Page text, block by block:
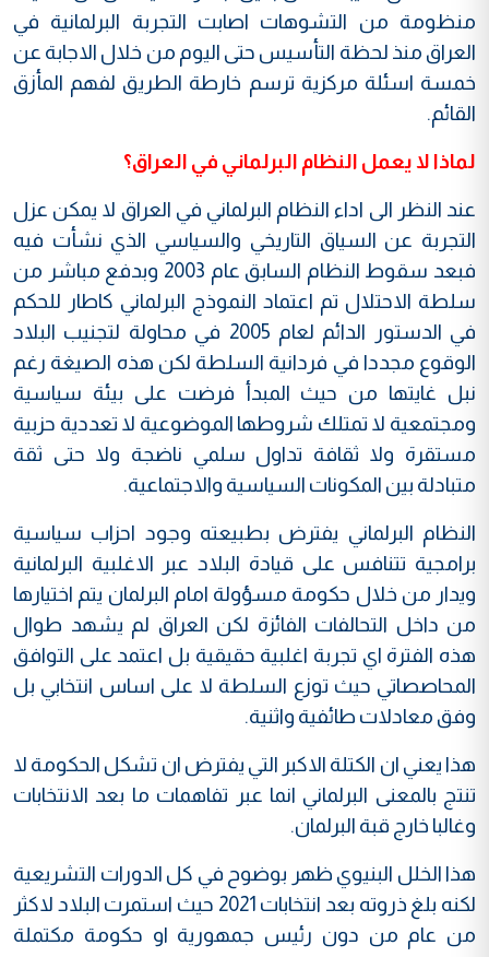
منظومة من التشوهات اصابت التجربة البرلمانية في
العراق منذ لحظة التأسيس حتى اليوم من خلال الاجابة عن
خمسة اسئلة مركزية ترسم خارطة الطريق لفهم المأزق
القائم.
لماذا لا يعمل النظام البرلماني في العراق؟
عند النظر الى اداء النظام البرلماني في العراق لا يمكن عزل
التجربة عن السياق التاريخي والسياسي الذي نشأت فيه
فبعد سقوط النظام السابق عام 2003 وبدفع مباشر من
سلطة الاحتلال تم اعتماد النموذج البرلماني كاطار للحكم
في الدستور الدائم لعام 2005 في محاولة لتجنيب البلاد
الوقوع مجددا في فردانية السلطة لكن هذه الصيغة رغم
نبل غايتها من حيث المبدأ فرضت على بيئة سياسية
ومجتمعية لا تمتلك شروطها الموضوعية لا تعددية حزبية
مستقرة ولا ثقافة تداول سلمي ناضجة ولا حتى ثقة
متبادلة بين المكونات السياسية والاجتماعية.
النظام البرلماني يفترض بطبيعته وجود احزاب سياسية
برامجية تتنافس على قيادة البلاد عبر الاغلبية البرلمانية
ويدار من خلال حكومة مسؤولة امام البرلمان يتم اختيارها
من داخل التحالفات الفائزة لكن العراق لم يشهد طوال
هذه الفترة اي تجربة اغلبية حقيقية بل اعتمد على التوافق
المحاصصاتي حيث توزع السلطة لا على اساس انتخابي بل
وفق معادلات طائفية واثنية.
هذا يعني ان الكتلة الاكبر التي يفترض ان تشكل الحكومة لا
تنتج بالمعنى البرلماني انما عبر تفاهمات ما بعد الانتخابات
وغالبا خارج قبة البرلمان.
هذا الخلل البنيوي ظهر بوضوح في كل الدورات التشريعية
لكنه بلغ ذروته بعد انتخابات 2021 حيث استمرت البلاد لاكثر
من عام من دون رئيس جمهورية او حكومة مكتملة